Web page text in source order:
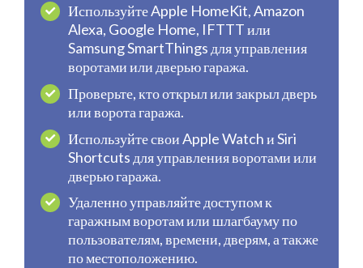
Используйте Apple HomeKit, Amazon
Alexa, Google Home, IFTTT или
Samsung SmartThings для управления
воротами или дверью гаража.
Проверьте, кто открыл или закрыл дверь
или ворота гаража.
Используйте свои Apple Watch и Siri
Shortcuts для управления воротами или
дверью гаража.
Удаленно управляйте доступом к
гаражным воротам или шлагбауму по
пользователям, времени, дверям, а также
по местоположению.